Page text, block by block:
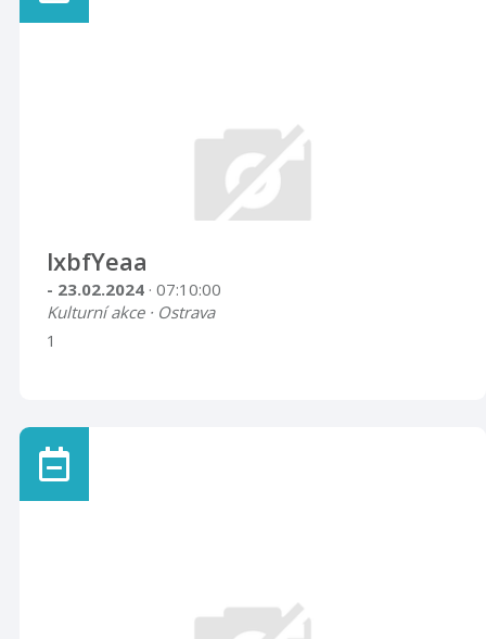
lxbfYeaa
- 23.02.2024 · 07:10:00
Kulturní akce · Ostrava
1